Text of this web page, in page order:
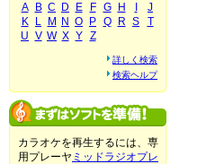
A
B C D E F G H
J
K
L M N O P Q R S
T
U V W X Y Z
詳しく検索
検索ヘルプ
カラオケを再生するには、専
用プレーヤ ミッドラジオプレ